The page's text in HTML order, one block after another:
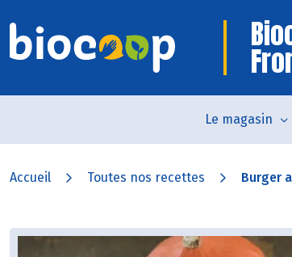
Le magasin
Accueil Toutes nos recettes Burger